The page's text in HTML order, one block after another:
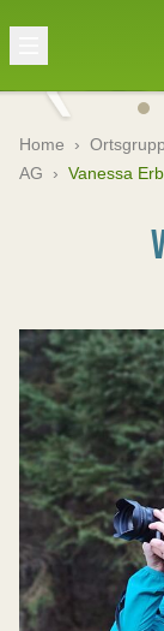
Home ›
AG › Vanessa